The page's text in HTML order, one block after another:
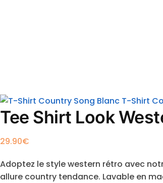
T-Shirt
Tee Shirt Look
29.90€
Adoptez le style western rétro avec
allure country tendance. Lavable en